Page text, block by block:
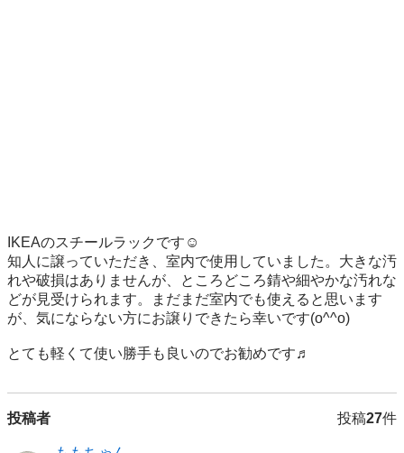
IKEAのスチールラックです☺︎
知人に譲っていただき、室内で使用していました。大きな汚
れや破損はありませんが、ところどころ錆や細やかな汚れな
どが見受けられます。まだまだ室内でも使えると思います
が、気にならない方にお譲りできたら幸いです(o^^o)
とても軽くて使い勝手も良いのでお勧めです♬
投稿者 投稿27件